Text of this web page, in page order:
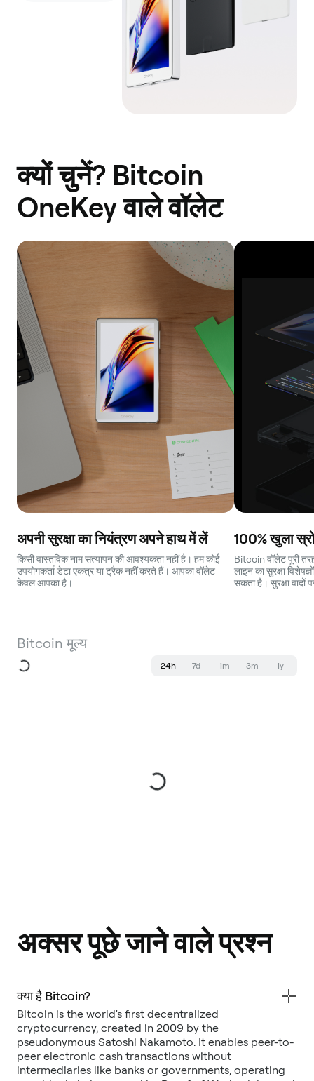
क्यों चुनें? Bitcoin
OneKey वाले वॉलेट
अपनी सुरक्षा का नियंत्रण अपने हाथ में लें
किसी वास्तविक नाम सत्यापन की आवश्यकता नहीं है। हम कोई
उपयोगकर्ता डेटा एकत्र या ट्रैक नहीं करते हैं। आपका वॉलेट
केवल आपका है।
100% खुला
Bitcoin वॉलेट पूरी
लाइन का सुरक्षा
सकता है। सुरक्षा वादों
Bitcoin मूल्य
24h 7d 1m 3m 1y
अक्सर पूछे जाने वाले प्रश्न
क्या है Bitcoin?
Bitcoin is the world's first decentralized
cryptocurrency, created in 2009 by the
pseudonymous Satoshi Nakamoto. It enables peer-to-
peer electronic cash transactions without
intermediaries like banks or governments, operating